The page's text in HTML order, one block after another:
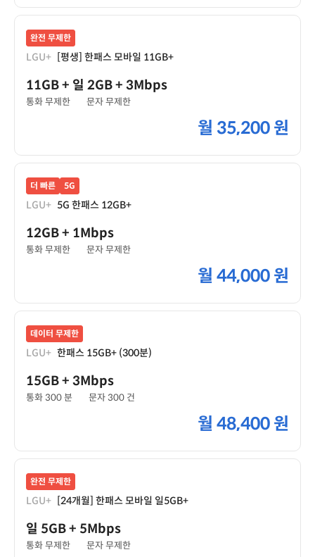
완전 무제한
LGU+ [평생] 한패스 모바일 11GB+
11GB+ 일 2GB+ 3Mbps
통화 무제한 문자 무제한
월 35,200 원
더 빠른 5G
LGU+ 5G 한패스 12GB+
12GB+ 1Mbps
통화 무제한 문자 무제한
월 44,000 원
데이터 무제한
LGU+ 한패스 15GB+ (300분)
15GB+ 3Mbps
통화 300 분 문자 300 건
월 48,400 원
완전 무제한
LGU+ [24개월] 한패스 모바일 일5GB+
일 5GB+ 5Mbps
통화 무제한 문자 무제한